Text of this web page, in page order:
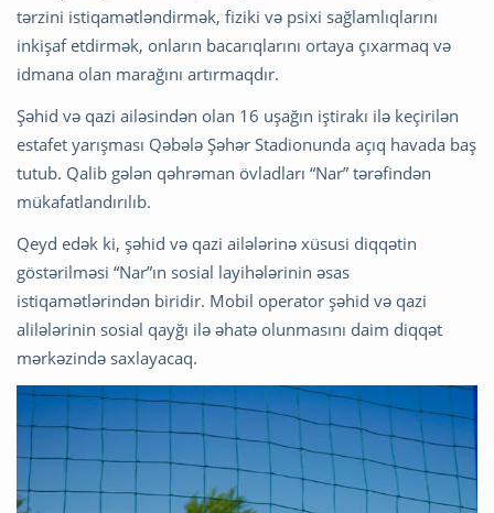
tərzini istiqamətləndirmək, fiziki və psixi sağlamlıqlarını
inkişaf etdirmək, onların bacarıqlarını ortaya çıxarmaq və
idmana olan marağını artırmaqdır.
Şəhid və qazi ailəsindən olan 16 uşağın iştirakı ilə keçirilən
estafet yarışması Qəbələ Şəhər Stadionunda açıq havada baş
tutub. Qalib gələn qəhrəman övladları “Nar” tərəfindən
mükafatlandırılıb.
Qeyd edək ki, şəhid və qazi ailələrinə xüsusi diqqətin
göstərilməsi “Nar”ın sosial layihələrinin əsas
istiqamətlərindən biridir. Mobil operator şəhid və qazi
alilələrinin sosial qayğı ilə əhatə olunmasını daim diqqət
mərkəzində saxlayacaq.